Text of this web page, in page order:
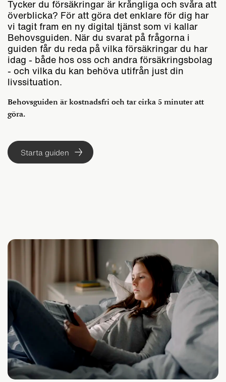
Tycker du försäkringar är krångliga och svåra att
överblicka? För att göra det enklare för dig har
vi tagit fram en ny digital tjänst som vi kallar
Behovsguiden. När du svarat på frågorna i
guiden får du reda på vilka försäkringar du har
idag - både hos oss och andra försäkringsbolag
- och vilka du kan behöva utifrån just din
livssituation.
Behovsguiden är kostnadsfri och tar cirka 5 minuter att
göra.
Starta guiden